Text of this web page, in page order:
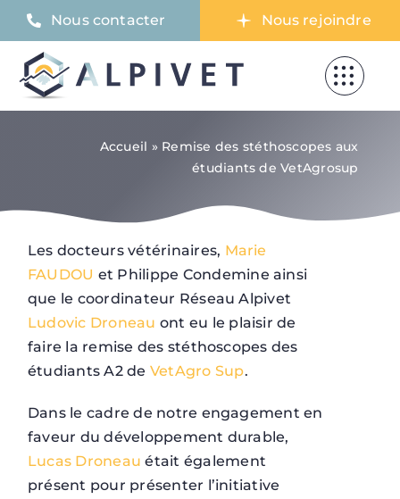
Skip
content
Nous contacter Nous rejoindre
Accueil » Remise des stéthoscopes aux
étudiants de VetAgrosup
Les docteurs vétérinaires, Marie
FAUDOU et Philippe Condemine ainsi
que le coordinateur Réseau Alpivet
Ludovic Droneau ont eu le plaisir de
faire la remise des stéthoscopes des
étudiants A2 de VetAgro Sup.
Dans le cadre de notre engagement en
faveur du développement durable,
Lucas Droneau était également
présent pour présenter l’initiative